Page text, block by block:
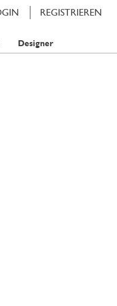
REGISTRIEREN
Designer